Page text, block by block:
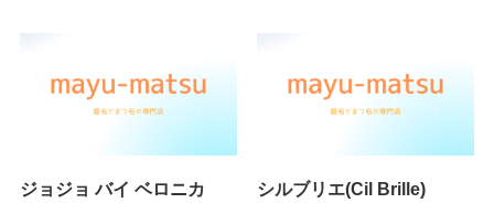
ジョジョ バイ ベロニカ
シルブリエ(Cil Brille)